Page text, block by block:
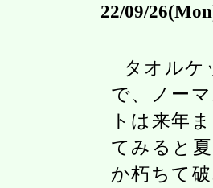
22/09/
タオルケ
で、ノー
トは来年
てみると
か朽ちて